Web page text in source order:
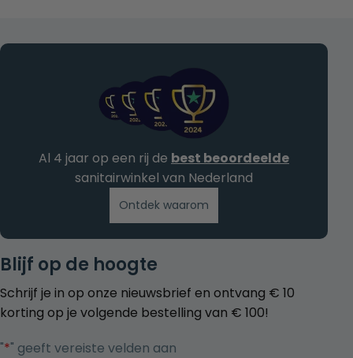
Blijf op de hoogte
Schrijf je in op onze nieuwsbrief en ontvang € 10
korting op je volgende bestelling van € 100!
"*" geeft vereiste velden aan
Al 4 jaar op een rij de best beoordeelde
sanitairwinkel van Nederland
Ontdek waarom